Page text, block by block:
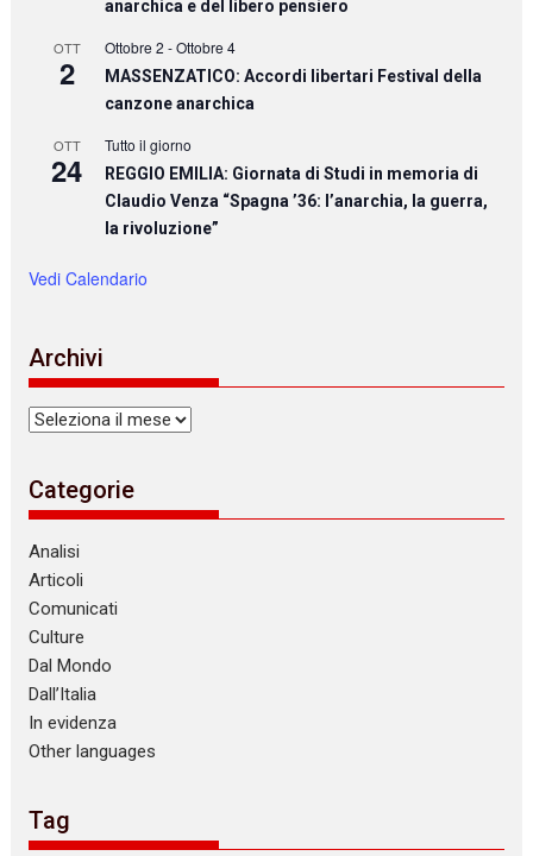
anarchica e del libero pensiero
OTT
2
Ottobre 2 -Ottobre 4
MASSENZATICO: Accordi libertari Festival della
canzone anarchica
OTT
24
Tutto il giorno
REGGIO EMILIA: Giornata di Studi in memoria di
Claudio Venza “Spagna ’36: l’anarchia, la guerra,
la rivoluzione”
Vedi Calendario
Archivi
Archivi
Categorie
Analisi
Articoli
Comunicati
Culture
Dal Mondo
Dall’Italia
In evidenza
Other languages
Tag